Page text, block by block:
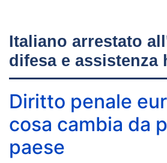
Italiano arrestato
difesa e assistenza
Diritto penale
cosa cambia da
paese